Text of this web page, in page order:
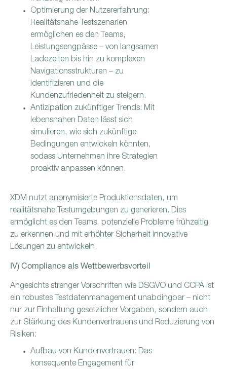
Optimierung der Nutzererfahrung:
Realitätsnahe Testszenarien
ermöglichen es den Teams,
Leistungsengpässe – von langsamen
Ladezeiten bis hin zu komplexen
Navigationsstrukturen – zu
identifizieren und die
Kundenzufriedenheit zu steigern.
Antizipation zukünftiger Trends: Mit
lebensnahen Daten lässt sich
simulieren, wie sich zukünftige
Bedingungen entwickeln könnten,
sodass Unternehmen ihre Strategien
proaktiv anpassen können.
XDM nutzt anonymisierte Produktionsdaten, um
realitätsnahe Testumgebungen zu generieren. Dies
ermöglicht es den Teams, potenzielle Probleme frühzeitig
zu erkennen und mit erhöhter Sicherheit innovative
Lösungen zu entwickeln.
IV) Compliance als Wettbewerbsvorteil
Angesichts strenger Vorschriften wie DSGVO und CCPA ist
ein robustes Testdatenmanagement unabdingbar – nicht
nur zur Einhaltung gesetzlicher Vorgaben, sondern auch
zur Stärkung des Kundenvertrauens und Reduzierung von
Risiken:
Aufbau von Kundenvertrauen: Das
konsequente Engagement für